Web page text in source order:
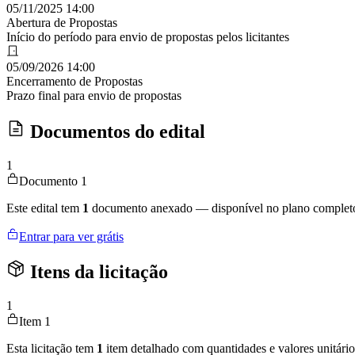
05/11/2025 14:00
Abertura de Propostas
Início do período para envio de propostas pelos licitantes
05/09/2026 14:00
Encerramento de Propostas
Prazo final para envio de propostas
Documentos do edital
1
Documento 1
Este edital tem 1 documento anexado — disponível no plano
Entrar para ver grátis
Itens da licitação
1
Item 1
Esta licitação tem 1 item detalhado com quantidades e valores